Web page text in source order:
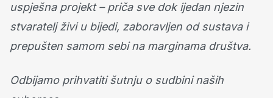
uspješna projekt – priča sve dok ijedan njezin
stvaratelj živi u bijedi, zaboravljen od sustava i
prepušten samom sebi na marginama društva.
Odbijamo prihvatiti šutnju o sudbini naših